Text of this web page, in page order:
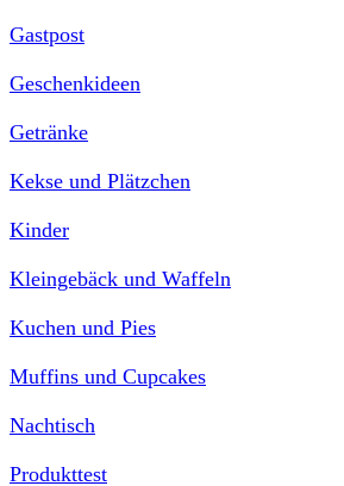
Gastpost
Geschenkideen
Getränke
Kekse und Plätzchen
Kinder
Kleingebäck und Waffeln
Kuchen und Pies
Muffins und Cupcakes
Nachtisch
Produkttest